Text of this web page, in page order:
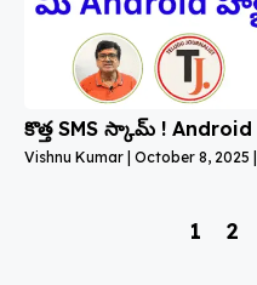
కొత్త SMS స్కామ్ ! Android
Vishnu Kumar October 8, 2025
1 2